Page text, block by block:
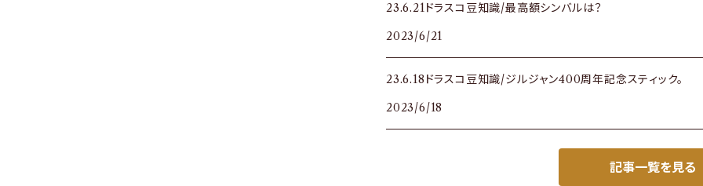
23.6.21ドラスコ豆知識/最高額シンバルは？
2023/6/21
23.6.18ドラスコ豆知識/ジルジャン400周年記念スティック。
2023/6/18
記事一覧を見る